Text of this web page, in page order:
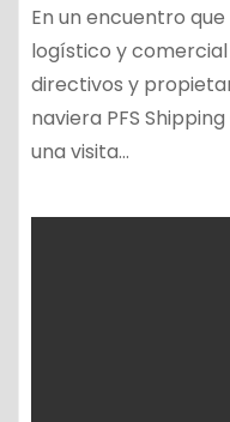
En un encuentro
logístico y
directivos y
naviera PFS
una visita…